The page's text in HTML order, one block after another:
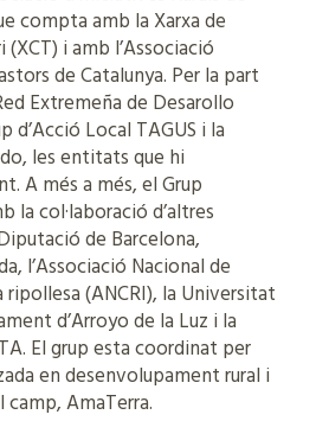
compta amb la Xarxa de
i amb l’Associació
de Catalunya. Per la part
Extremeña de Desarollo
d’Acció Local TAGUS i la
les entitats que hi
A més a més, el Grup
la col·laboració d’altres
de Barcelona,
l’Associació Nacional de
ripollesa (ANCRI), la Universitat
d’Arroyo de la Luz i la
El grup esta coordinat per
en desenvolupament rural i
AmaTerra.